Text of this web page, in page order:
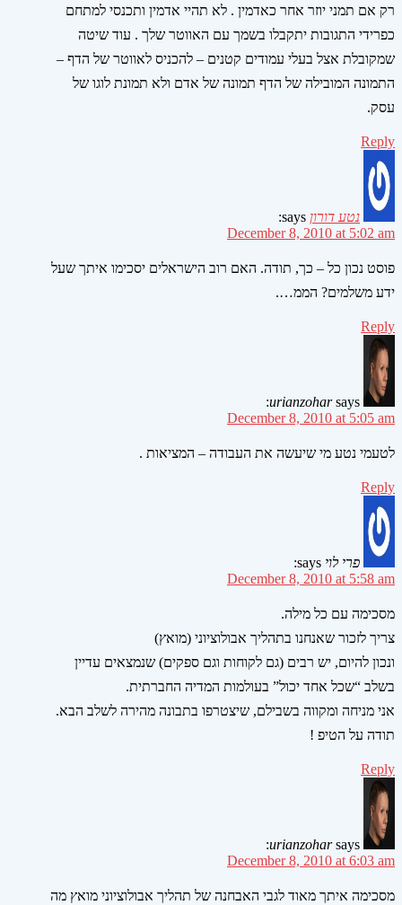
רק אם תמני יוזר אחר כאדמין . לא תהיי אדמין ותכנסי למתחם
כפרידי התגובות יתקבלו בשמך עם האווטר שלך . עוד שיטה
שמקובלת אצל בעלי עמודים קטנים – להכניס לאווטר של הדף –
התמונה המובילה של הדף תמונה של אדם ולא תמונת לוגו של
עסק.
Reply
נטע דורון says:
December 8, 2010 at 5:02 am
פוסט נכון כל – כך, תודה. האם רוב הישראלים יסכימו איתך שעל
ידע משלמים? הממ….
Reply
urianzohar says:
December 8, 2010 at 5:05 am
לטעמי נטע מי שיעשה את העבודה – המציאות .
Reply
פרי לוי says:
December 8, 2010 at 5:58 am
מסכימה עם כל מילה.
צריך לזכור שאנחנו בתהליך אבולוציוני (מואץ)
ונכון להיום, יש רבים (גם לקוחות וגם ספקים) שנמצאים עדיין
בשלב “שכל אחד יכול” בעולמות המדיה החברתית.
אני מניחה ומקווה בשבילם, שיצטרפו בתבונה מהירה לשלב הבא.
תודה על הטיפ !
Reply
urianzohar says:
December 8, 2010 at 6:03 am
מסכימה איתך מאוד לגבי האבחנה של תהליך אבולוציוני מואץ מה